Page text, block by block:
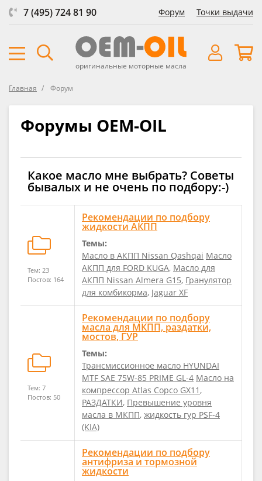
7 (495) 724 81 90 Форум Точки выдачи
оригинальные моторные масла
Главная Форум
Форумы OEM-OIL
Какое масло мне выбрать? Советы
бывалых и не очень по подбору:-)
Тем: 23
Постов: 164
Рекомендации по подбору
жидкости АКПП
Темы:
Масло в АКПП Nissan Qashqai Масло
АКПП для FORD KUGA, Масло для
АКПП Nissan Almera G15, Гранулятор
для комбикорма, Jaguar XF
Тем: 7
Постов: 50
Рекомендации по подбору
масла для МКПП, раздатки,
мостов, ГУР
Темы:
Трансмиссионное масло HYUNDAI
MTF SAE 75W-85 PRIME GL-4 Масло на
компрессор Atlas Copco GX11 ,
РАЗДАТКИ, Превышение уровня
масла в МКПП, жидкость гур PSF-4
(KIA)
Рекомендации по подбору
антифриза и тормозной
жидкости